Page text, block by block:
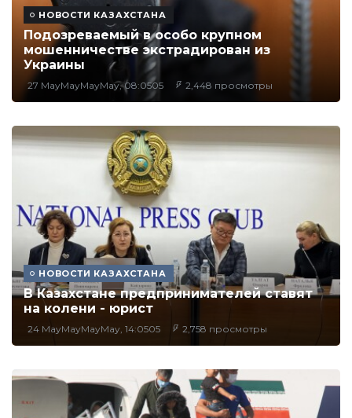
НОВОСТИ КАЗАХСТАНА
Подозреваемый в особо крупном
мошенничестве экстрадирован из
Украины
27 MayMayMayMay, 08:0505 2,448 просмотры
НОВОСТИ КАЗАХСТАНА
В Казахстане предпринимателей ставят
на колени - юрист
24 MayMayMayMay, 14:0505 2,758 просмотры